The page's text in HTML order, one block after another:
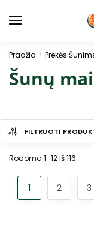
Pradžia / Prekės
Šunų
FILTRUOTI
Rodoma 1–12 iš 116
1 2 3